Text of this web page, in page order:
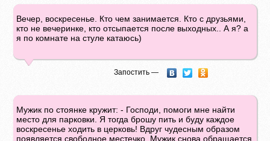
Вечер, воскресенье. Кто чем занимается. Кто с друзьями,
кто не вечеринке, кто отсыпается после выходных.. А я? а
я по комнате на стуле катаюсь)
Запостить —
Мужик по стоянке кружит: - Господи, помоги мне найти
место для парковки. Я тогда брошу пить и буду каждое
воскресенье ходить в церковь! Вдруг чудесным образом
появляется свободное местечко. Мужик снова обращается